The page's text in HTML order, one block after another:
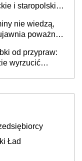
i staropolskie.
nie wiedzą,
poważną
od przypraw:
wyrzucić
Ład